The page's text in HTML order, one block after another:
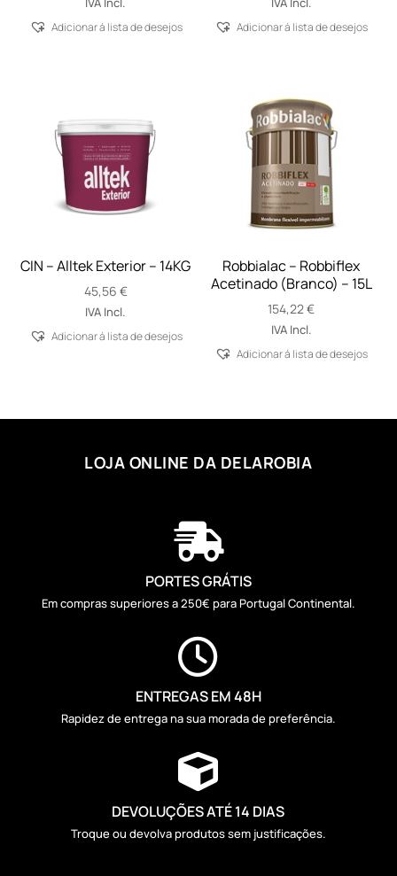
Adicionar á lista de desejos Adicionar á lista de desejos
CIN – Alltek Exterior – 14KG
45,56 €
IVA Incl.
Adicionar á lista de desejos
Robbialac – Robbiflex
Acetinado (Branco) – 15L
154,22€
IVA Incl.
Adicionar á lista de desejos
LOJA ONLINE DA DELAROBIA

PORTES GRÁTIS
Em compras superiores a 250€ para Portugal Continental.

ENTREGAS EM 48H
Rapidez de entrega na sua morada de preferência.

DEVOLUÇÕES ATÉ 14 DIAS
Troque ou devolva produtos sem justificações.